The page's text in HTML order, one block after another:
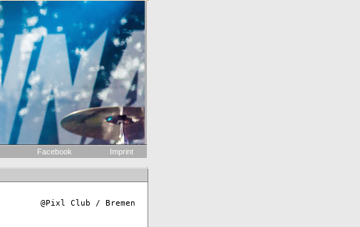
Facebook Imprint
@Pixl Club / Bremen